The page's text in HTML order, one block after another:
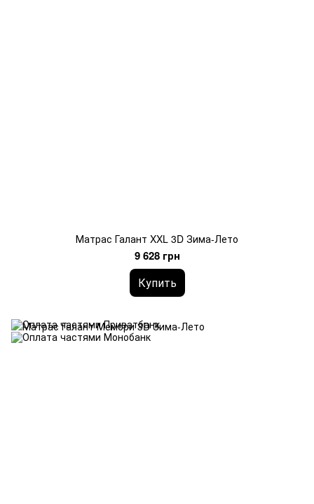
Матрас Галант XXL 3D Зима-Лето
9 628 грн
Купить